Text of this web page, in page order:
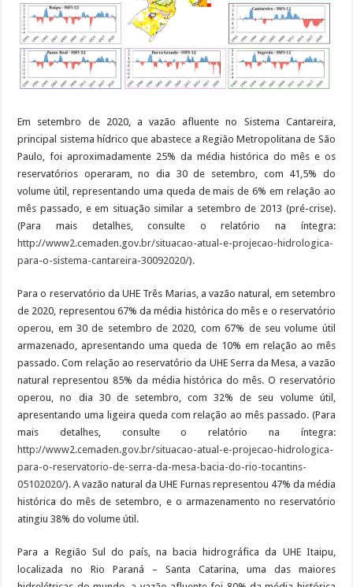
Em setembro de 2020, a vazão afluente no Sistema Cantareira,
principal sistema hídrico que abastece a Região Metropolitana de São
Paulo, foi aproximadamente 25% da média histórica do mês e os
reservatórios operaram, no dia 30 de setembro, com 41,5% do
volume útil, representando uma queda de mais de 6% em relação ao
mês passado, e em situação similar a setembro de 2013 (pré-crise).
(Para mais detalhes, consulte o relatório na íntegra:
http://www2.cemaden.gov.br/situacao-atual-e-projecao-hidrologica-
para-o-sistema-cantareira-30092020/).
Para o reservatório da UHE Três Marias, a vazão natural, em setembro
de 2020, representou 67% da média histórica do mês e o reservatório
operou, em 30 de setembro de 2020, com 67% de seu volume útil
armazenado, apresentando uma queda de 10% em relação ao mês
passado. Com relação ao reservatório da UHE Serra da Mesa, a vazão
natural representou 85% da média histórica do mês. O reservatório
operou, no dia 30 de setembro, com 32% de seu volume útil,
apresentando uma ligeira queda com relação ao mês passado. (Para
mais detalhes, consulte o relatório na íntegra:
http://www2.cemaden.gov.br/situacao-atual-e-projecao-hidrologica-
para-o-reservatorio-de-serra-da-mesa-bacia-do-rio-tocantins-
05102020/). A vazão natural da UHE Furnas representou 47% da média
histórica do mês de setembro, e o armazenamento no reservatório
atingiu 38% do volume útil.
Para a Região Sul do país, na bacia hidrográfica da UHE Itaipu,
localizada no Rio Paraná – Santa Catarina, uma das maiores